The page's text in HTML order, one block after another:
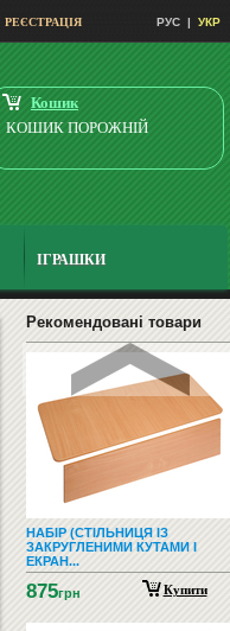
РЕЄСТРАЦІЯ РУС | УКР
Кошик
КОШИК ПОРОЖНІЙ
ІГРАШКИ
Рекомендовані товари
ДОШКИ ДЛЯ МАРКЕРА
НАБІР (СТІЛЬНИЦЯ ІЗ
ЗАКРУГЛЕНИМИ КУТАМИ І
ЕКРАН...
875грн Купити